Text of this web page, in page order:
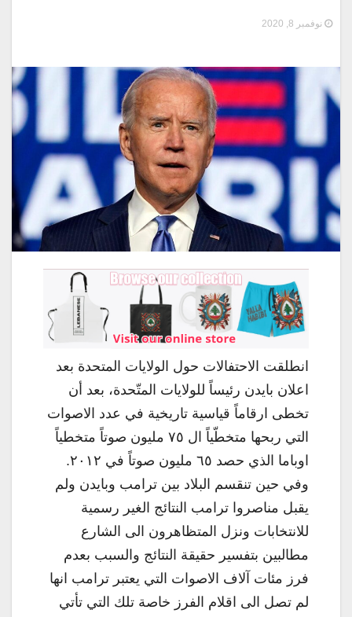
نوفمبر 8, 2020
انطلقت الاحتفالات حول الولايات المتحدة بعد
اعلان بايدن رئيساً للولايات المتّحدة، بعد أن
تخطى ارقاماً قياسية تاريخية في عدد الاصوات
التي ربحها متخطّياً ال ٧٥ مليون صوتاً متخطياً
اوباما الذي حصد ٦٥ مليون صوتاً في ٢٠١٢.
وفي حين تنقسم البلاد بين ترامب وبايدن ولم
يقبل مناصروا ترامب النتائج الغير رسمية
للانتخابات ونزل المتظاهرون الى الشارع
مطالبين بتفسير حقيقة النتائج والسبب بعدم
فرز مئات آلاف الاصوات التي يعتبر ترامب انها
لم تصل الى اقلام الفرز خاصة تلك التي تأتي